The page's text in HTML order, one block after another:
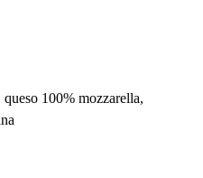
queso 100% mozzarella,